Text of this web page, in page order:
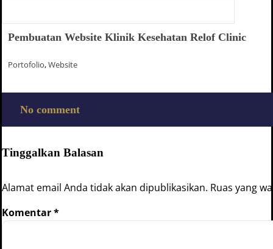
Pembuatan Website Klinik Kesehatan Relof Clinic
Portofolio,Website
No comment
Tinggalkan Balasan
Alamat email Anda tidak akan dipublikasikan. Ruas yang
Komentar*